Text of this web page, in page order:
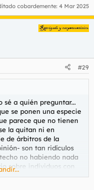
cobardemente: 4 Mar 2025
#29
sé a quién preguntar...
se ponen una especie
parece que no tienen
la quitan ni en
de árbitros de la
son tan ridículos
no habiendo nada
sobre individuos con
de más.